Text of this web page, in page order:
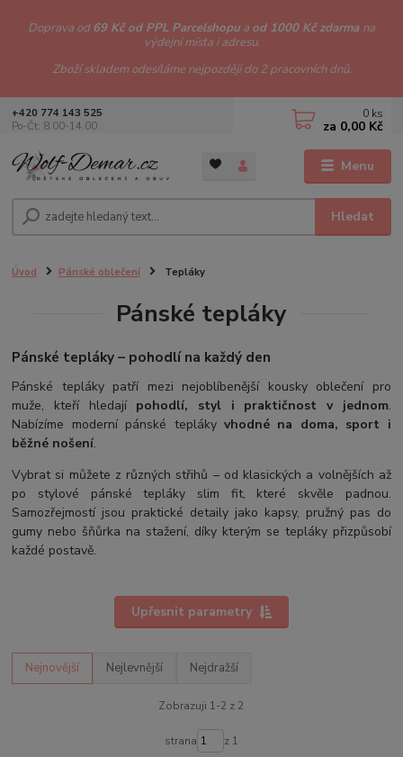
Doprava od69 Kč od PPL Parcelshopu a od 1000 Kč zdarma na
výdejní místa i adresu.
Zboží skladem odesíláme nejpozději do 2 pracovních dnů.
Menu
Hledat
+420 774 143 525
Po-Čt: 8.00-14.00
0 ks
za 0,00 Kč
Úvod Pánské oblečení Tepláky
Pánské tepláky
Pánské tepláky – pohodlí na každý den
Pánské tepláky patří mezi nejoblíbenější kousky oblečení pro
muže, kteří hledají pohodlí, styl i praktičnost v jednom.
Nabízíme moderní pánské tepláky vhodné na doma, sport i
běžné nošení.
Vybrat si můžete z různých střihů – od klasických a volnějších až
po stylové pánské tepláky slim fit, které skvěle padnou.
Samozřejmostí jsou praktické detaily jako kapsy, pružný pas do
gumy nebo šňůrka na stažení, díky kterým se tepláky přizpůsobí
každé postavě.
Upřesnit parametry
Nejnovější Nejlevnější Nejdražší
Zobrazuji 1-2 z 2
strana z 1